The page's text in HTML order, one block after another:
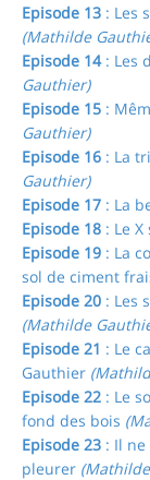
Episode 13 : Les
(Mathilde
Episode 14: Les
Gauthier)
Episode 15 :
Gauthier)
Episode 16 : La
Gauthier)
Episode 17 : La
Episode 18 : Le
Episode 19 : La
sol de ciment
Episode 20 : Les
(Mathilde
Episode 21 : Le
Gauthier
Episode 22 : Le
fond des bois
Episode 23 : Il
pleurer